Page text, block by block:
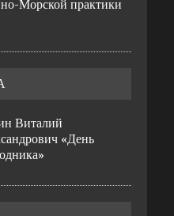
Морской практики
Виталий
«День